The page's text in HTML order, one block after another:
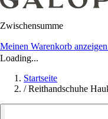
Zwischensumme
Meinen Warenkorb anzeigen
Loading...
Startseite
/ Reithandschuhe